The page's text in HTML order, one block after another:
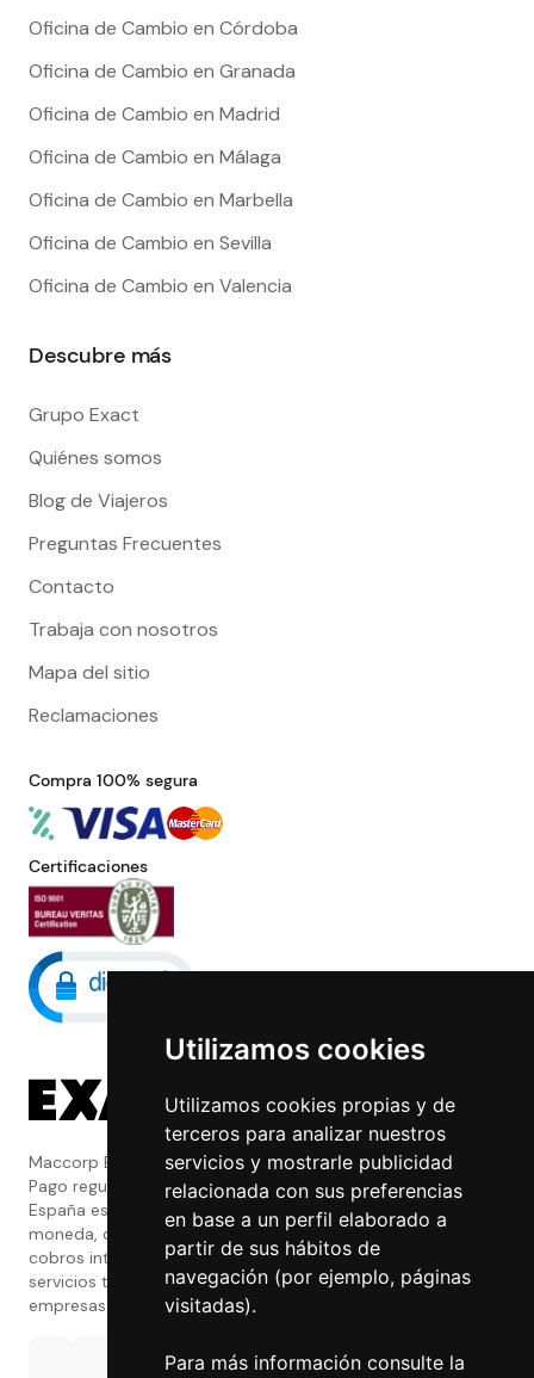
Utilizamos cookies
Utilizamos cookies propias y de
terceros para analizar nuestros
servicios y mostrarle publicidad
relacionada con sus preferencias
en base a un perfil elaborado a
partir de sus hábitos de
navegación (por ejemplo, páginas
visitadas).
Para más información consulte la
Oficina de Cambio en Córdoba
Oficina de Cambio en Granada
Oficina de Cambio en Madrid
Oficina de Cambio en Málaga
Oficina de Cambio en Marbella
Oficina de Cambio en Sevilla
Oficina de Cambio en Valencia
Descubre más
Grupo Exact
Quiénes somos
Blog de Viajeros
Preguntas Frecuentes
Contacto
Trabaja con nosotros
Mapa del sitio
Reclamaciones
Compra 100% segura
Certificaciones
Maccorp Exact Change es una Entidad de
Pago regulada y con licencia del Banco de
España especializada en cambio de
moneda, divisas, transferencias, pagos y
cobros internacionales que presta estos
servicios tanto a particulares como a
empresas.